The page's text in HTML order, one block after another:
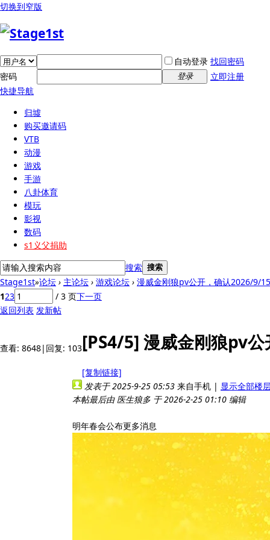
切换到窄版
自动登录 找回密码
密码
登录
立即注册
快捷导航
归墟
购买邀请码
VTB
动漫
游戏
手游
八卦体育
模玩
影视
数码
s1义父捐助
搜索 搜索
Stage1st»论坛 › 主论坛 › 游戏论坛 › 漫威金刚狼pv公开，确认2026/9/
123 / 3 页下一页
返回列表 发新帖
查看: 8648| 回复: 103[PS4/5] 漫威金刚狼pv
[复制链接]
发表于 2025-9-25 05:53 来自手机 | 显示全部楼
本帖最后由 医生狼多 于 2026-2-25 01:10 编辑
明年春会公布更多消息